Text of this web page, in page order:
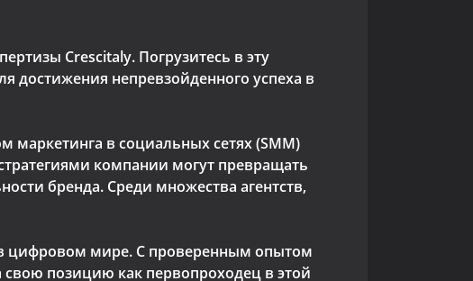
Crescitaly. Погрузитесь в эту
достижения непревзойденного успеха в
в социальных сетях (SMM)
компании могут превращать
бренда. Среди множества агентств,
в цифровом мире. С проверенным опытом
свою позицию как первопроходец в этой